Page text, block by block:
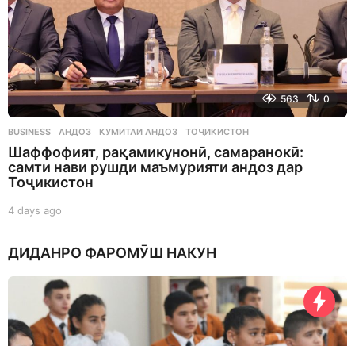
563 0
BUSINESS АНДОЗ ,КУМИТАИ АНДОЗ ,ТОҶИКИСТОН
Шаффофият, рақамикунонӣ, самаранокӣ:
самти нави рушди маъмурияти андоз дар
Тоҷикистон
4 days ago
y
a
g
o
ДИДАНРО ФАРОМӮШ НАКУН